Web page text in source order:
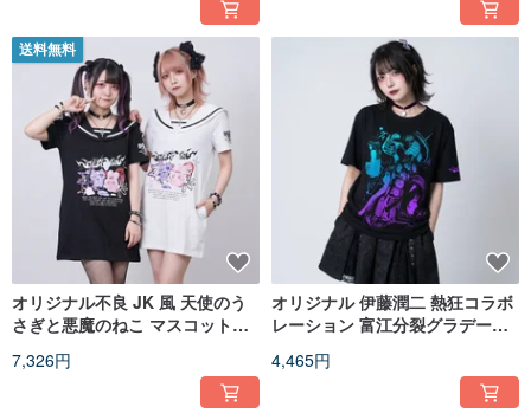
送料無料
オリジナル不良 JK 風 天使のう
さぎと悪魔のねこ マスコットロ
JJ2580
7,326円
オリジナル 伊藤潤二 熱狂コラボ
レーション 富江分裂グラデーシ
半袖 T シャツ JJIT31
4,465円